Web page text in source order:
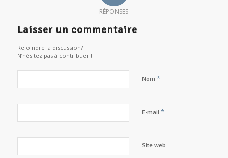
RÉPONSES
Laisser un commentaire
Rejoindre la discussion?
N’hésitez pas à contribuer !
Nom *
E-mail *
Site web